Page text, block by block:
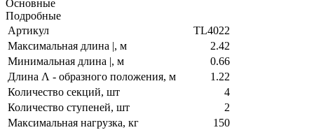
Основные
Подробные
Артикул
TL4022
Максимальная длина |, м
2.42
Минимальная длина |, м
0.66
Длина Λ - образного положения, м
1.22
Количество секций, шт
4
Количество ступеней, шт
2
Максимальная нагрузка, кг
150